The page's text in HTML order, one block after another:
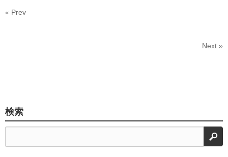
« Prev
Next »
検索
検